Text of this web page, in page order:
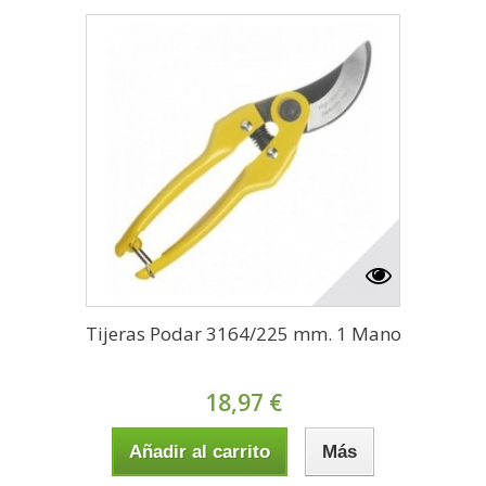
Tijeras Podar 3164/225 mm. 1 Mano
18,97 €
Añadir al carrito Más